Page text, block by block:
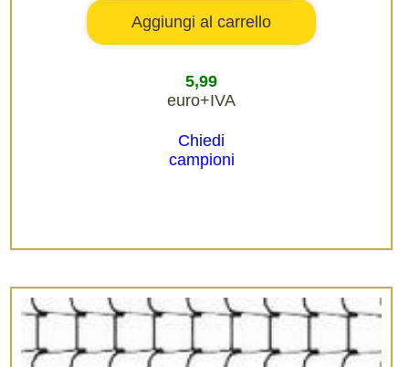
5,99
euro+IVA
Chiedi
campioni